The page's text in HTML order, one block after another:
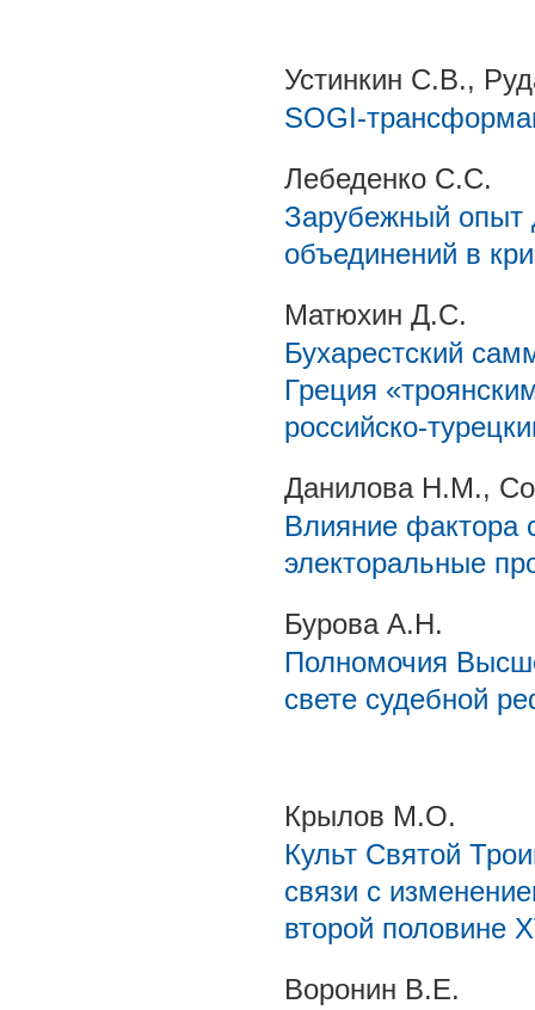
Устинкин С.В.,
SOGI-
Лебеденко С.С.
Зарубежный опыт
объединений в
Матюхин Д.С.
Бухарестский
Греция
российско-
Данилова Н.М.,
Влияние фактора
электоральные
Бурова А.Н.
Полномочия
свете судебной
Крылов М.О.
Культ Святой
связи с
второй половине
Воронин В.Е.